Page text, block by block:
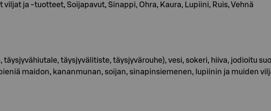
viljat ja -tuotteet, Soijapavut, Sinappi, Ohra, Kaura, Lupiini, Ruis, Vehnä
täysjyvähiutale, täysjyvälitiste, täysjyvärouhe), vesi, sokeri, hiiva, jodioitu
maidon, kananmunan, soijan, sinapinsiemenen, lupiinin ja muiden